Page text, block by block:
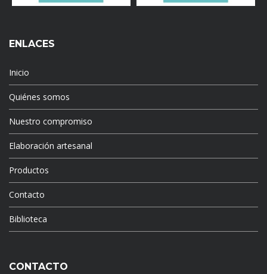
ENLACES
Inicio
Quiénes somos
Nuestro compromiso
Elaboración artesanal
Productos
Contacto
Biblioteca
CONTACTO